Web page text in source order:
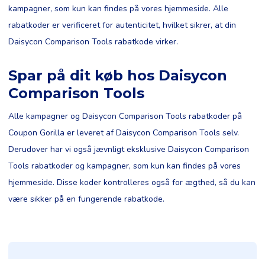
kampagner, som kun kan findes på vores hjemmeside. Alle
rabatkoder er verificeret for autenticitet, hvilket sikrer, at din
Daisycon Comparison Tools rabatkode virker.
Spar på dit køb hos Daisycon
Comparison Tools
Alle kampagner og Daisycon Comparison Tools rabatkoder på
Coupon Gorilla er leveret af Daisycon Comparison Tools selv.
Derudover har vi også jævnligt eksklusive Daisycon Comparison
Tools rabatkoder og kampagner, som kun kan findes på vores
hjemmeside. Disse koder kontrolleres også for ægthed, så du kan
være sikker på en fungerende rabatkode.